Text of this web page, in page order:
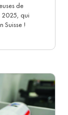
de
2025, qui
Suisse !